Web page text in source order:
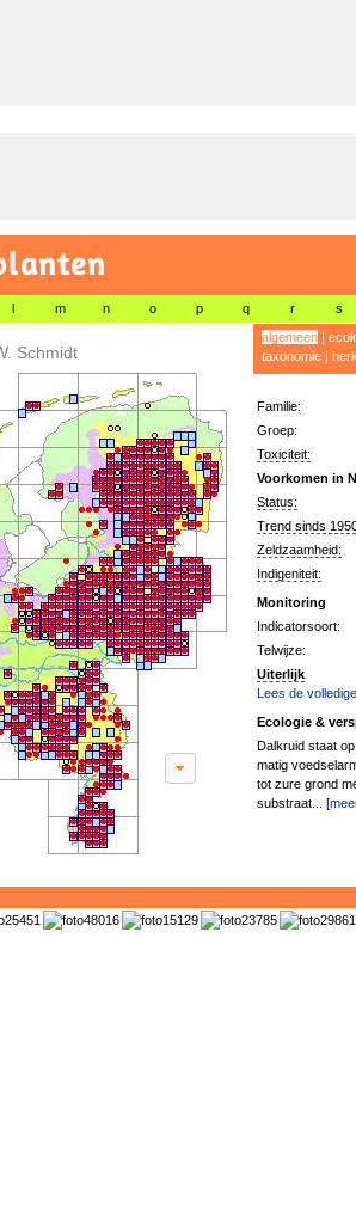
l m n o p q r s
Schmidt
algemeen|
taxonomie|
Familie:
Groep:
Toxiciteit:
Voorkomen in
Status:
Trend sinds
Zeldzaamheid:
Indigeniteit:
Monitoring
Indicatorsoort:
Telwijze:
Uiterlijk
Lees de
Ecologie &
Dalkruid staat
matig
tot zure grond
substraat... [